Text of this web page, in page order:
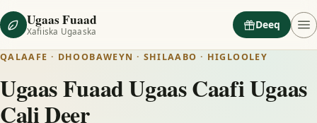
Ugaas Fuaad
Xafiiska Ugaaska
Deeq
QALAAFE · DHOOBAWEYN · SHILAABO · HIGLOOLEY
Ugaas Fuaad Ugaas Caafi Ugaas
Cali Deer